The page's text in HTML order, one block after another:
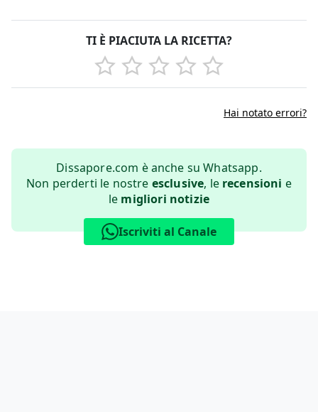
TI È PIACIUTA LA RICETTA?
Hai notato errori?
Dissapore.com è anche su Whatsapp.
Non perderti le nostre esclusive, le recensioni e
le migliori notizie
Iscriviti al Canale